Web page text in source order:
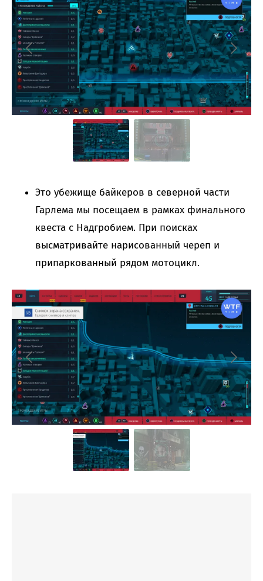
Это убежище байкеров в северной части
Гарлема мы посещаем в рамках финального
квеста с Надгробием. При поисках
высматривайте нарисованный череп и
припаркованный рядом мотоцикл.